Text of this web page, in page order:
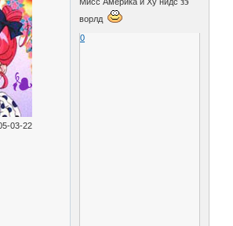
03-22
ворлд
0